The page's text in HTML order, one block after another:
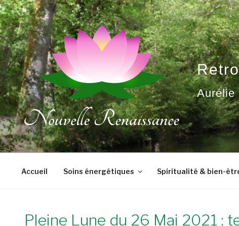
Aller
au
contenu
principal
Aurélie
Accueil Soins énergétiques Spiritualité & bien-
Pleine Lune du 26 Mai 2021 :